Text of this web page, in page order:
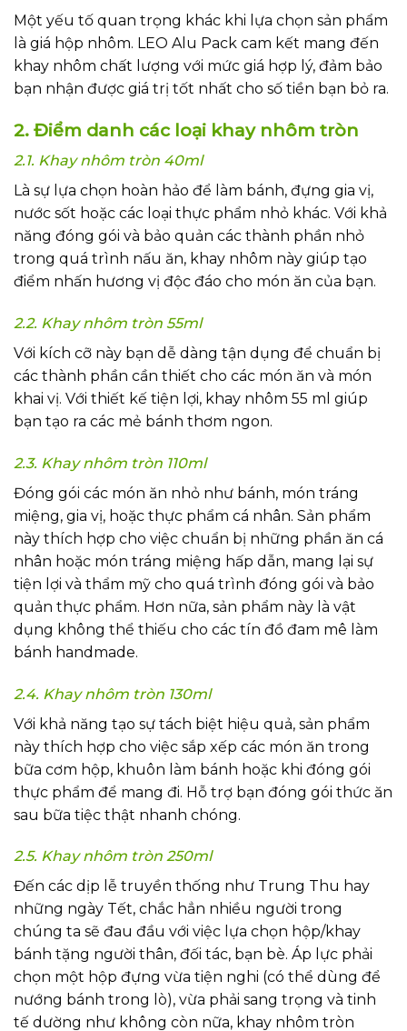
Một yếu tố quan trọng khác khi lựa chọn sản phẩm
là giá hộp nhôm. LEO Alu Pack cam kết mang đến
khay nhôm chất lượng với mức giá hợp lý, đảm bảo
bạn nhận được giá trị tốt nhất cho số tiền bạn bỏ ra.
2. Điểm danh các loại khay nhôm tròn
2.1. Khay nhôm tròn 40ml
Là sự lựa chọn hoàn hảo để làm bánh, đựng gia vị,
nước sốt hoặc các loại thực phẩm nhỏ khác. Với khả
năng đóng gói và bảo quản các thành phần nhỏ
trong quá trình nấu ăn, khay nhôm này giúp tạo
điểm nhấn hương vị độc đáo cho món ăn của bạn.
2.2. Khay nhôm tròn 55ml
Với kích cỡ này bạn dễ dàng tận dụng để chuẩn bị
các thành phần cần thiết cho các món ăn và món
khai vị. Với thiết kế tiện lợi, khay nhôm 55 ml giúp
bạn tạo ra các mẻ bánh thơm ngon.
2.3. Khay nhôm tròn 110ml
Đóng gói các món ăn nhỏ như bánh, món tráng
miệng, gia vị, hoặc thực phẩm cá nhân. Sản phẩm
này thích hợp cho việc chuẩn bị những phần ăn cá
nhân hoặc món tráng miệng hấp dẫn, mang lại sự
tiện lợi và thẩm mỹ cho quá trình đóng gói và bảo
quản thực phẩm. Hơn nữa, sản phẩm này là vật
dụng không thể thiếu cho các tín đồ đam mê làm
bánh handmade.
2.4. Khay nhôm tròn 130ml
Với khả năng tạo sự tách biệt hiệu quả, sản phẩm
này thích hợp cho việc sắp xếp các món ăn trong
bữa cơm hộp, khuôn làm bánh hoặc khi đóng gói
thực phẩm để mang đi. Hỗ trợ bạn đóng gói thức ăn
sau bữa tiệc thật nhanh chóng.
2.5. Khay nhôm tròn 250ml
Đến các dịp lễ truyền thống như Trung Thu hay
những ngày Tết, chắc hẳn nhiều người trong
chúng ta sẽ đau đầu với việc lựa chọn hộp/khay
bánh tặng người thân, đối tác, bạn bè. Áp lực phải
chọn một hộp đựng vừa tiện nghi (có thể dùng để
nướng bánh trong lò), vừa phải sang trọng và tinh
tế dường như không còn nữa, khay nhôm tròn